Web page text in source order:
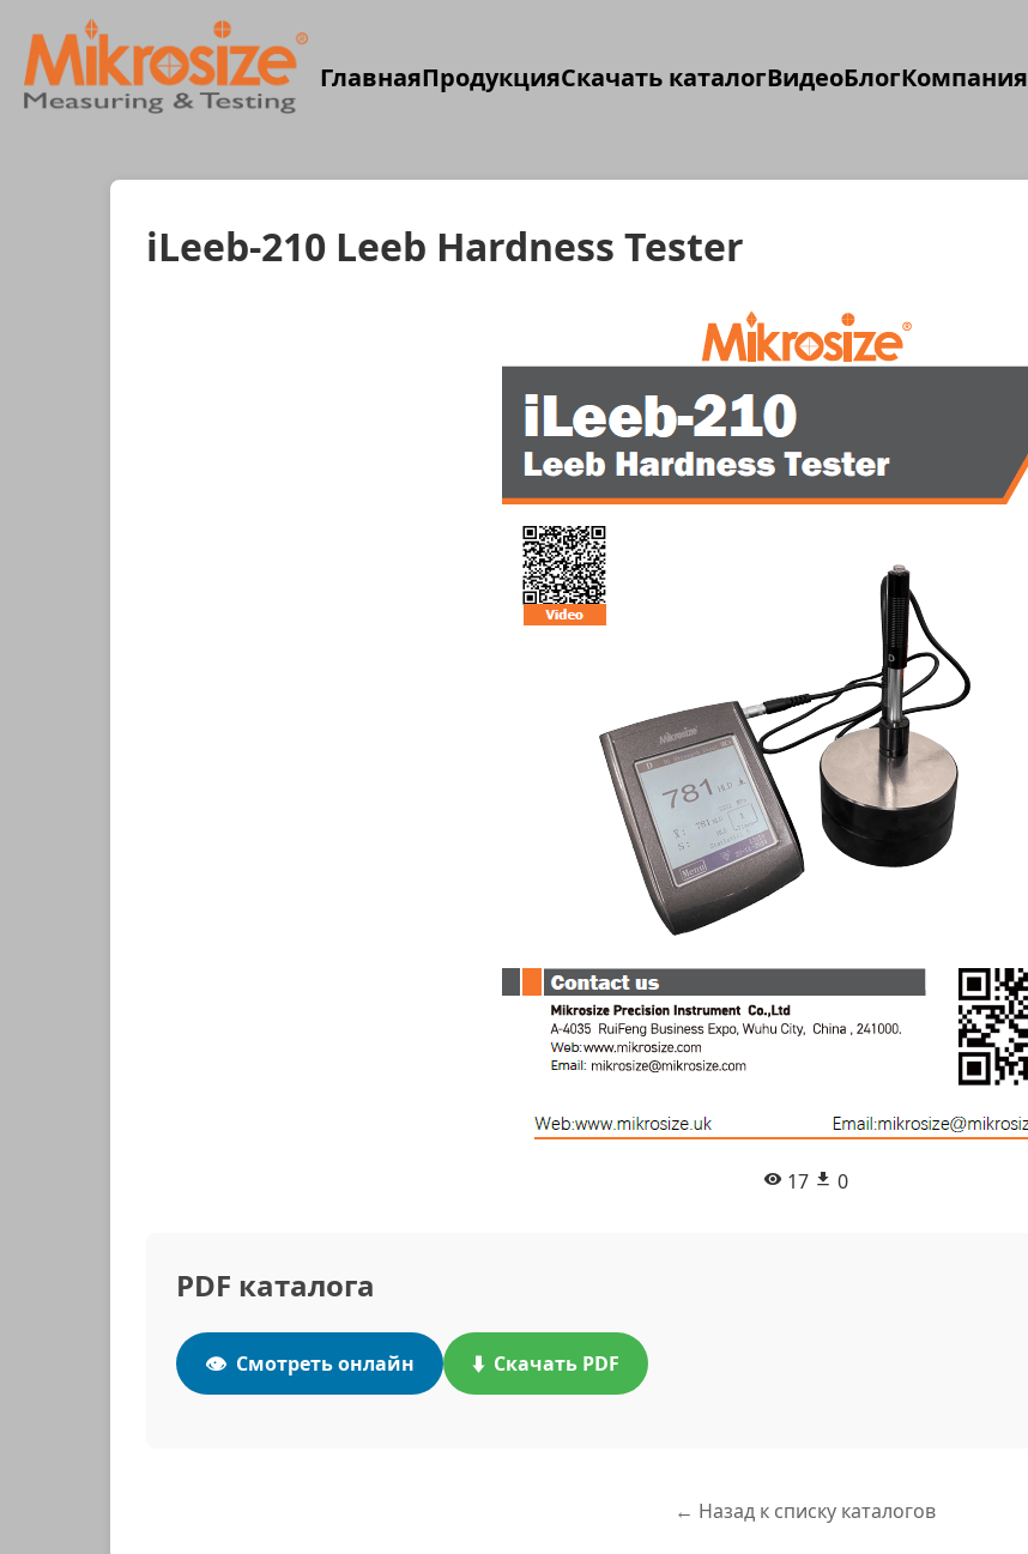
ГлавнаяПродукцияСкачать каталогВидеоБлогКомпания
iLeeb-210 Leeb Hardness Tester
17 0
PDF каталога
👁️ Смотреть онлайн ⬇️ Скачать PDF
← Назад к списку каталогов